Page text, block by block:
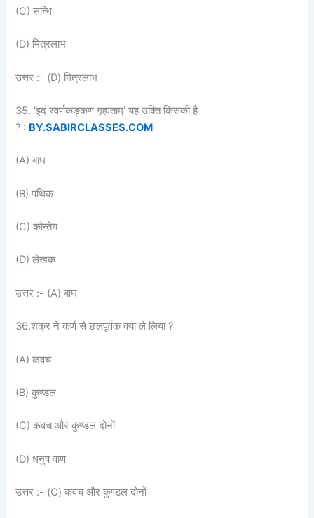
(C) सन्धि
(D) मित्रलाभ
उत्तर :- (D) मित्रलाभ
35. ‘इदं स्वर्णकङ्कणं गृह्यताम्’ यह उक्ति किसकी है
? : BY.SABIRCLASSES.COM
(A) बाघ
(B) पथिक
(C) कौन्तेय
(D) लेखक
उत्तर :- (A) बाघ
36.शक्र ने कर्ण से छलपूर्वक क्या ले लिया ?
(A) कवच
(B) कुण्डल
(C) कवच और कुण्डल दोनों
(D) धनुष वाण
उत्तर :- (C) कवच और कुण्डल दोनों